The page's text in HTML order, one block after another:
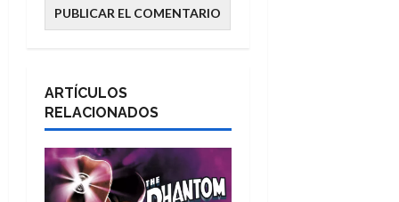
ARTÍCULOS
RELACIONADOS